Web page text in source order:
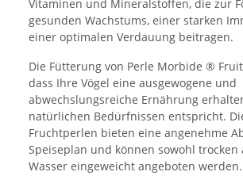
Vitaminen und Mineralstoffen, die zur
gesunden Wachstums, einer starken
einer optimalen Verdauung beitragen.
Die Fütterung von Perle Morbide ®
dass Ihre Vögel eine ausgewogene und
abwechslungsreiche Ernährung
natürlichen Bedürfnissen entspricht.
Fruchtperlen bieten eine angenehme
Speiseplan und können sowohl trocken
Wasser eingeweicht angeboten werden.